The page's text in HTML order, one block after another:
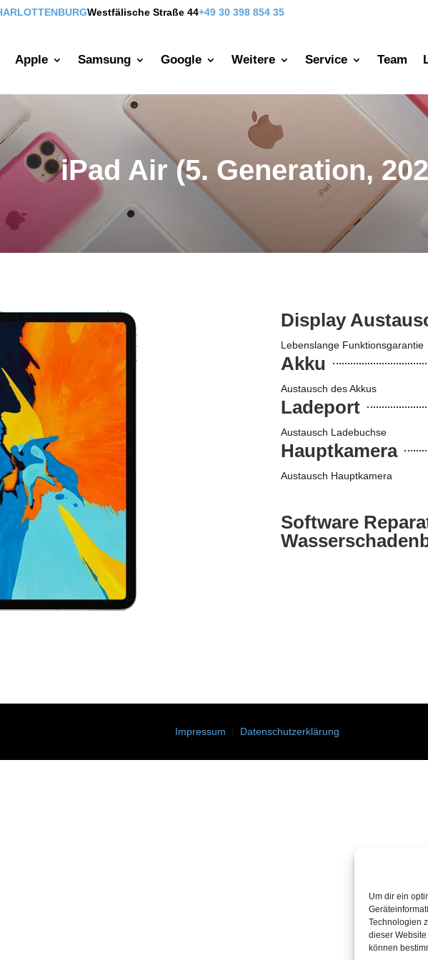
Um dir ein
Technologien
dieser
können
Westfälische Straße 44+49 30 398 854 35
Apple Samsung Google Weitere Service Team
iPad Air (5. Generation,
Display
Lebenslange Funktionsgarantie
Akku
Austausch des Akkus
Ladeport
Austausch Ladebuchse
Hauptkamera
Austausch Hauptkamera
Software
Impressum Datenschutzerklärung